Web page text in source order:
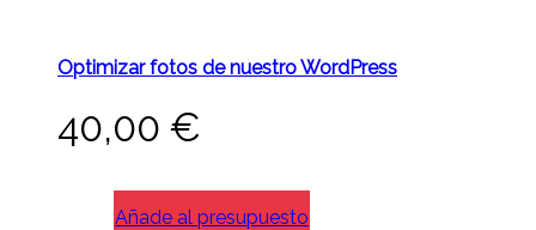
Optimizar fotos de nuestro WordPress
40,00 €
Añade al presupuesto